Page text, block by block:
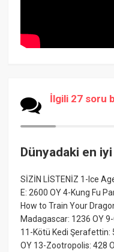
İlgili 27 soru
Dünyadaki en
SİZİN LİSTENİZ 1-Ice
E: 2600 OY 4-Kung Fu
How to Train Your
Madagascar: 1236 OY
11-Kötü Kedi Şerafettin:
OY 13-Zootropolis: 428